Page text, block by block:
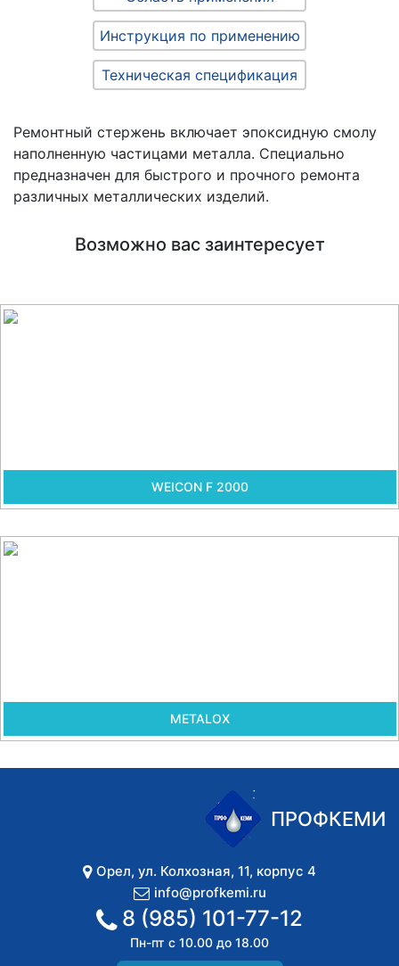
Инструкция по применению
Техническая спецификация
Ремонтный стержень включает эпоксидную смолу
наполненную частицами металла. Специально
предназначен для быстрого и прочного ремонта
различных металлических изделий.
Возможно вас заинтересует
WEICON F 2000
METALOX
ПРОФКЕМИ
Орел, ул. Колхозная, 11, корпус 4
info@profkemi.ru
8 (985) 101-77-12
Пн-пт с 10.00 до 18.00